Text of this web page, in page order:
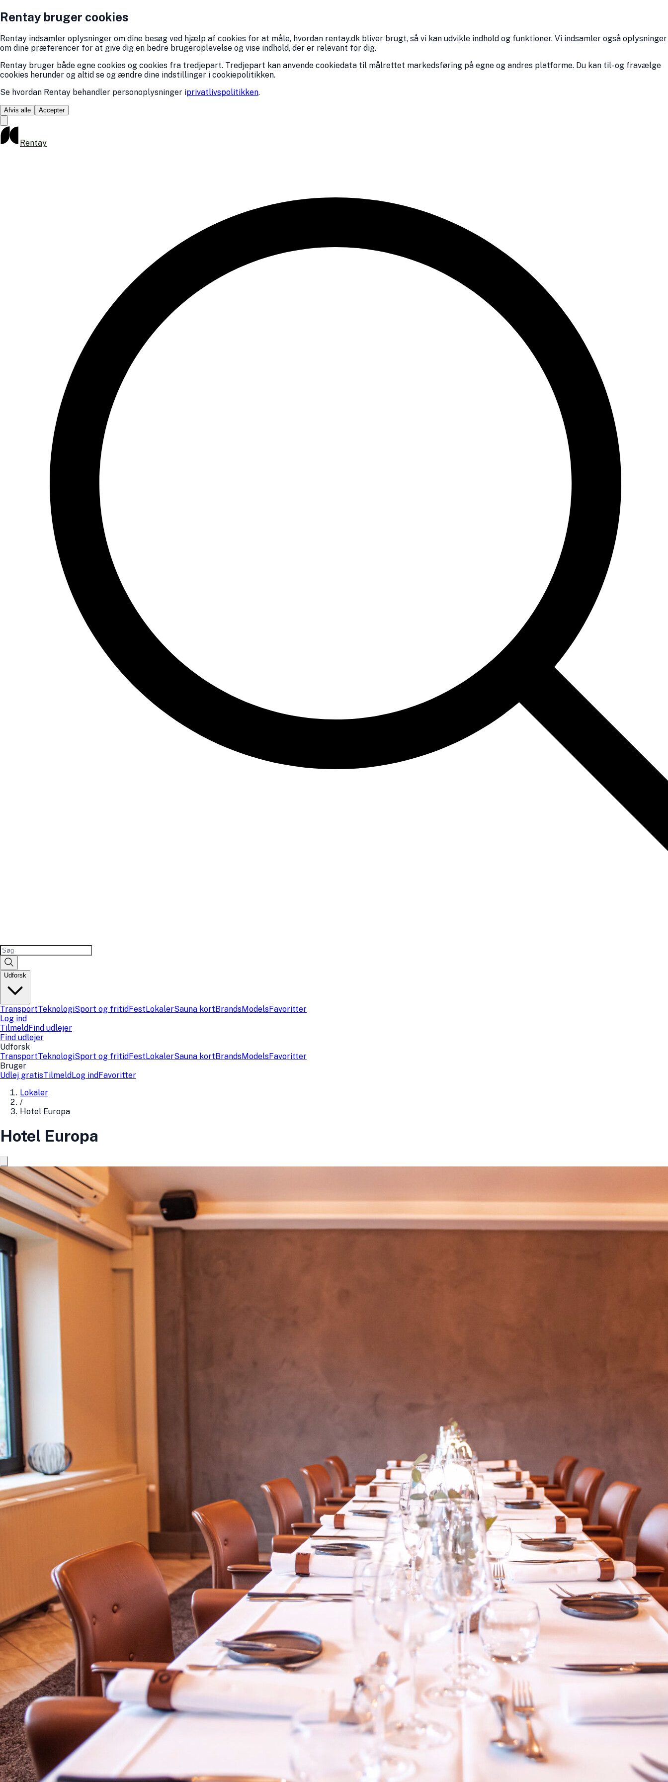
Rentay bruger cookies
Rentay indsamler oplysninger om dine besøg ved hjælp af cookies for at måle, hvordan rentay.dk bliver brugt, så vi kan udvikle indhold og funktioner. Vi indsamler også oplysninger
om dine præferencer for at give dig en bedre brugeroplevelse og vise indhold, der er relevant for dig.
Rentay bruger både egne cookies og cookies fra tredjepart. Tredjepart kan anvende cookiedata til målrettet markedsføring på egne og andres platforme. Du kan til- og fravælge
cookies herunder og altid se og ændre dine indstillinger i cookiepolitikken.
Se hvordan Rentay behandler personoplysninger iprivatlivspolitikken.
Afvis alle Accepter
Rentay
Udforsk
TransportTeknologiSport og fritidFestLokalerSauna kortBrandsModelsFavoritter
Log ind
TilmeldFind udlejer
Find udlejer
Udforsk
TransportTeknologiSport og fritidFestLokalerSauna kortBrandsModelsFavoritter
Bruger
Udlej gratisTilmeldLog indFavoritter
Lokaler
/
Hotel Europa
Hotel Europa